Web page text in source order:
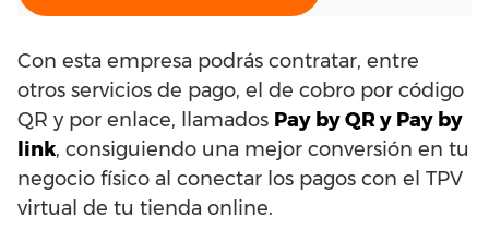
Con esta empresa podrás contratar, entre
otros servicios de pago, el de cobro por código
QR y por enlace, llamados Pay by QR y Pay by
link, consiguiendo una mejor conversión en tu
negocio físico al conectar los pagos con el TPV
virtual de tu tienda online.